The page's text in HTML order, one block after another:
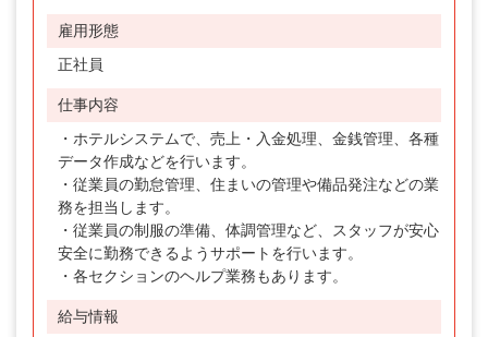
雇用形態
正社員
仕事内容
・ホテルシステムで、売上・入金処理、金銭管理、各種
データ作成などを行います。
・従業員の勤怠管理、住まいの管理や備品発注などの業
務を担当します。
・従業員の制服の準備、体調管理など、スタッフが安心
安全に勤務できるようサポートを行います。
・各セクションのヘルプ業務もあります。
給与情報